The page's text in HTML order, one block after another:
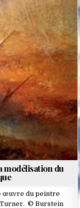
modélisation du
œuvre du peintre
© Burstein